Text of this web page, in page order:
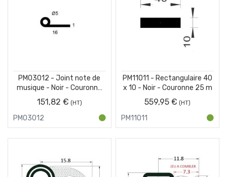
PM03012 - Joint note de
musique - Noir - Couronne
25 m
151,82 €
PM03012
PM11011 - Rectangulaire 40
x 10 - Noir - Couronne 25 m
559,95 €
PM11011